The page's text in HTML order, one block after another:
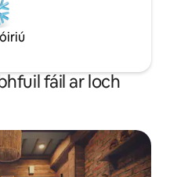
fáil ar loch